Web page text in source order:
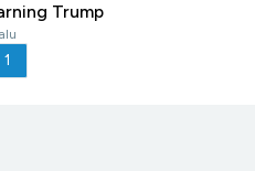
Trump
1